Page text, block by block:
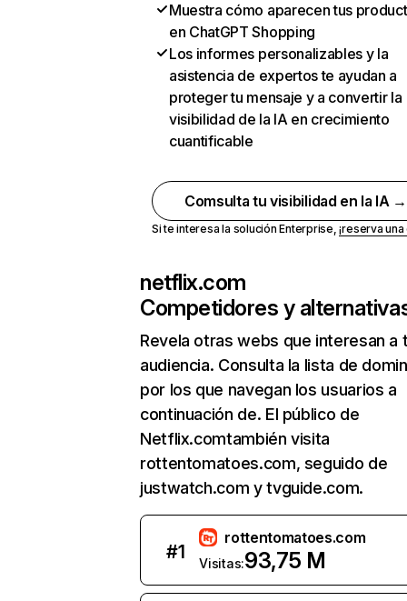
Muestra cómo aparecen tus
en ChatGPT Shopping
Los informes personalizables y la
asistencia de expertos te ayudan a
proteger tu mensaje y a convertir la
visibilidad de la IA en crecimiento
cuantificable
Comsulta tu visibilidad en la IA →
Si te interesa la solución Enterprise,¡reserva
netflix.com
Competidores y
Revela otras webs que interesan a
audiencia. Consulta la lista de
por los que navegan los usuarios a
continuación de. El público de
Netflix.comtambién visita
rottentomatoes.com, seguido de
justwatch.com y tvguide.com.
#1
rottentomatoes.com
Visitas:93,75 M